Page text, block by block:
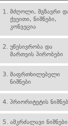
1. მძღოლი, მგზავრი
ქვეითი, ნიშნები,
კონვეცია
2. უწესივრობა და
მართვის პირობები
3. მაფრთხილებელი
ნიშნები
4. პრიორიტეტის
5. ამკრძალავი ნიშნები